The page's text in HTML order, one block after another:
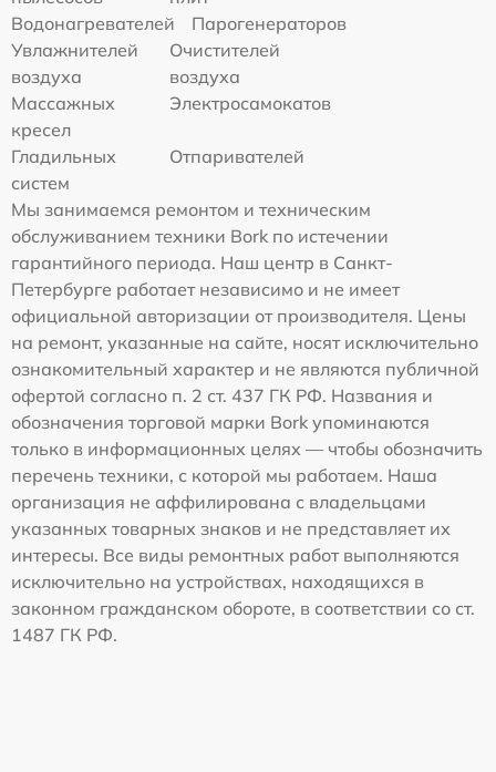
Водонагревателей
Парогенераторов
Увлажнителей
воздуха
Очистителей
воздуха
Массажных
кресел
Электросамокатов
Гладильных
систем
Отпаривателей
Мы занимаемся ремонтом и техническим
обслуживанием техники Bork по истечении
гарантийного периода. Наш центр в Санкт-
Петербурге работает независимо и не имеет
официальной авторизации от производителя. Цены
на ремонт, указанные на сайте, носят исключительно
ознакомительный характер и не являются публичной
офертой согласно п. 2 ст. 437 ГК РФ. Названия и
обозначения торговой марки Bork упоминаются
только в информационных целях — чтобы обозначить
перечень техники, с которой мы работаем. Наша
организация не аффилирована с владельцами
указанных товарных знаков и не представляет их
интересы. Все виды ремонтных работ выполняются
исключительно на устройствах, находящихся в
законном гражданском обороте, в соответствии со ст.
1487 ГК РФ.